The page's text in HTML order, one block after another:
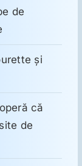
de
şi
că
de